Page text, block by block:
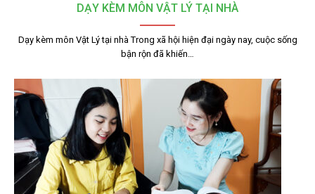
DẠY KÈM MÔN VẬT LÝ TẠI NHÀ
Dạy kèm môn Vật Lý tại nhà Trong xã hội hiện đại ngày nay, cuộc sống
bận rộn đã khiến…